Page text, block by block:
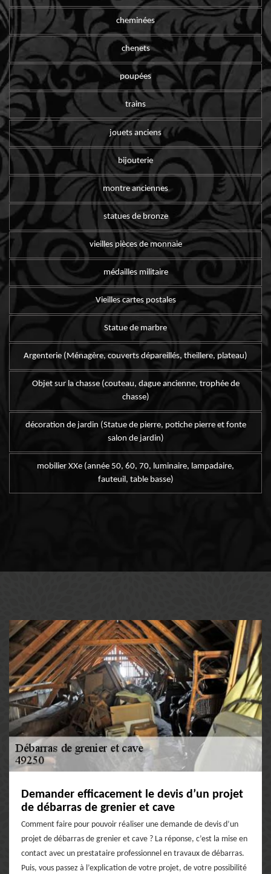
cheminées
chenets
poupées
trains
jouets anciens
bijouterie
montre anciennes
statues de bronze
vieilles pièces de monnaie
médailles militaire
Vieilles cartes postales
Statue de marbre
Argenterie (Ménagère, couverts dépareillés, theillere, plateau)
Objet sur la chasse (couteau, dague ancienne, trophée de
chasse)
décoration de jardin (Statue de pierre, potiche pierre et fonte
salon de jardin)
mobilier XXe (année 50, 60, 70, luminaire, lampadaire,
fauteuil, table basse)
Demander efficacement le devis d’un projet
de débarras de grenier et cave
Comment faire pour pouvoir réaliser une demande de devis d’un
projet de débarras de grenier et cave ? La réponse, c’est la mise en
contact avec un prestataire professionnel en travaux de débarras.
Puis, vous passez à l’explication de votre projet, de votre possibilité